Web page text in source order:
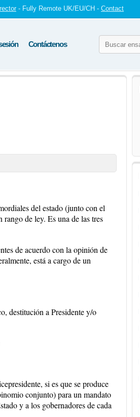
- Fully Remote UK/EU/CH - Contact
Contáctenos
del estado (junto con el
de ley. Es una de las tres
de acuerdo con la opinión de
está a cargo de un
destitución a Presidente y/o
si es que se produce
conjunto) para un mandato
y a los gobernadores de cada